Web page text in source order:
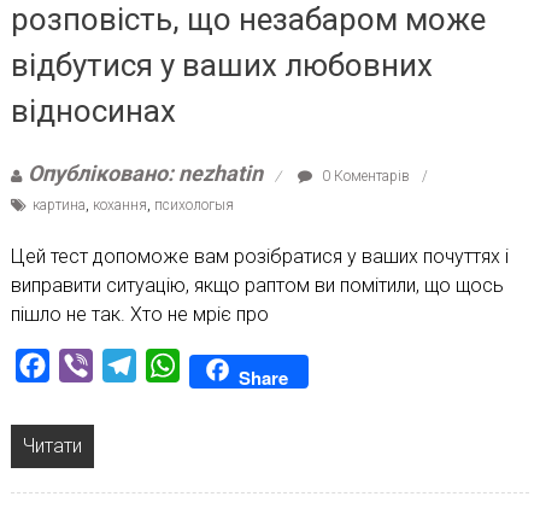
розповість, що незабаром може
відбутися у ваших любовних
відносинах
Опубліковано: nezhatin
0 Коментарів
картина, кохання, психологыя
Цей тест допоможе вам розібратися у ваших почуттях і
виправити ситуацію, якщо раптом ви помітили, що щось
пішло не так. Хто не мріє про
Facebook
Viber TelegramWhatsAppShare
Читати